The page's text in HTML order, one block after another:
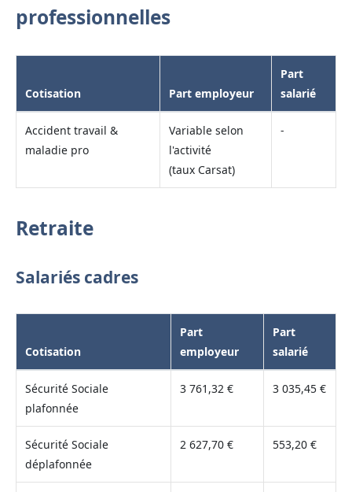
professionnelles
Cotisation Part employeur
Part
salarié
Accident travail &
maladie pro
Variable selon
l'activité
(taux Carsat)
-
Retraite
Salariés cadres
Cotisation
Part
employeur
Part
salarié
Sécurité Sociale
plafonnée
3 761,32 € 3 035,45 €
Sécurité Sociale
déplafonnée
2 627,70 € 553,20 €